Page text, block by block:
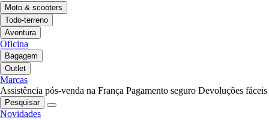
Moto & scooters
Todo-terreno
Aventura
Oficina
Bagagem
Outlet
Marcas
Assistência pós-venda na França Pagamento seguro Devoluções fáceis
Pesquisar
Novidades